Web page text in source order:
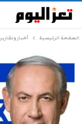
الصفحة الرئيسية أخبار وتقارير